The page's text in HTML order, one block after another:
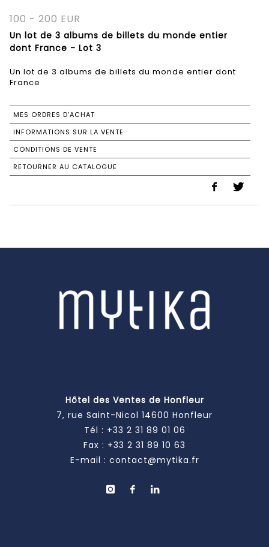
100 - 200 EUR
Un lot de 3 albums de billets du monde entier
dont France - Lot 3
Un lot de 3 albums de billets du monde entier dont
France
MES ORDRES D'ACHAT
INFORMATIONS SUR LA VENTE
CONDITIONS DE VENTE
RETOURNER AU CATALOGUE
Hôtel des Ventes de Honfleur
7, rue Saint-Nicol 14600 Honfleur
Tél : +33 2 31 89 01 06
Fax : +33 2 31 89 10 63
E-mail : contact@mytika.fr